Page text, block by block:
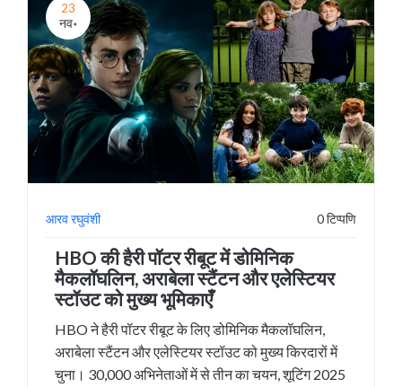
23
नव॰
आरव रघुवंशी 0 टिप्पणि
HBO की हैरी पॉटर रीबूट में डोमिनिक
मैकलॉघलिन, अराबेला स्टैंटन और एलेस्टियर
स्टॉउट को मुख्य भूमिकाएँ
HBO ने हैरी पॉटर रीबूट के लिए डोमिनिक मैकलॉघलिन,
अराबेला स्टैंटन और एलेस्टियर स्टॉउट को मुख्य किरदारों में
चुना। 30,000 अभिनेताओं में से तीन का चयन, शूटिंग 2025